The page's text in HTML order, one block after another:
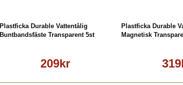
Plastficka Durable Vattentålig
Buntbandsfäste Transparent 5st
209kr
Plastficka Durable
Magnetisk